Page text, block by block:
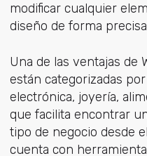
modificar cualquier
diseño de forma
Una de las ventajas de
están categorizadas
electrónica, joyería,
que facilita encontrar
tipo de negocio desde
cuenta con